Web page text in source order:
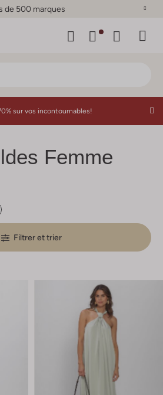
de 500 marques
sur vos incontournables!
Femme
Filtrer et trier